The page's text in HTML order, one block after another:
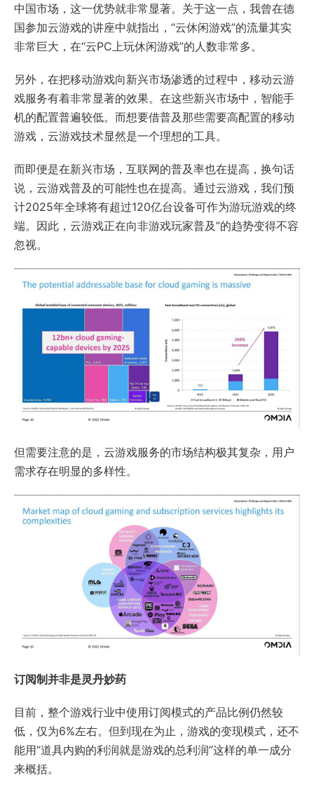
中国市场，这一优势就非常显著。关于这一点，我曾在德
国参加云游戏的讲座中就指出，“云休闲游戏”的流量其实
非常巨大，在“云PC上玩休闲游戏”的人数非常多。
另外，在把移动游戏向新兴市场渗透的过程中，移动云游
戏服务有着非常显著的效果。在这些新兴市场中，智能手
机的配置普遍较低。而想要借普及那些需要高配置的移动
游戏，云游戏技术显然是一个理想的工具。
而即便是在新兴市场，互联网的普及率也在提高，换句话
说，云游戏普及的可能性也在提高。通过云游戏，我们预
计2025年全球将有超过120亿台设备可作为游玩游戏的终
端。因此，云游戏正在向非游戏玩家普及”的趋势变得不容
忽视。
但需要注意的是，云游戏服务的市场结构极其复杂，用户
需求存在明显的多样性。
订阅制并非是灵丹妙药
目前，整个游戏行业中使用订阅模式的产品比例仍然较
低，仅为6%左右。但到现在为止，游戏的变现模式，还不
能用“道具内购的利润就是游戏的总利润”这样的单一成分
来概括。